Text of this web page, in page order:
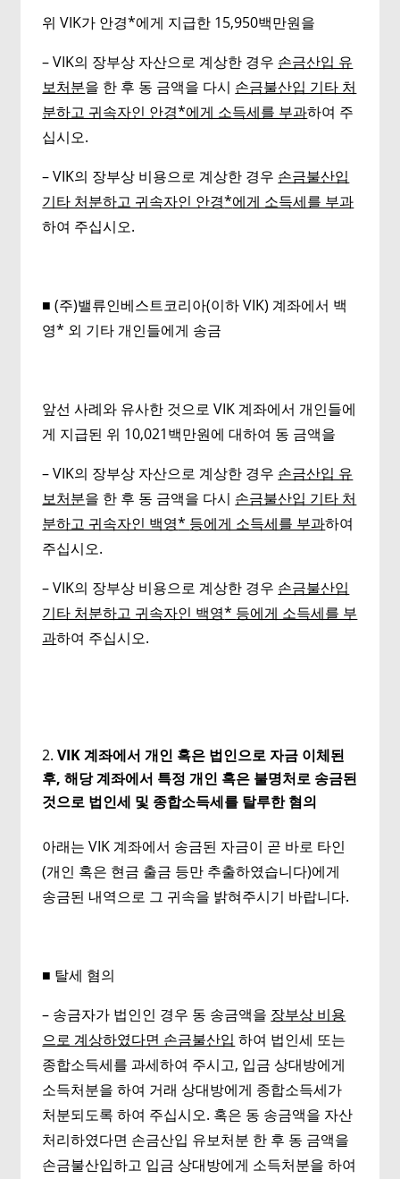
위 VIK가 안경*에게 지급한 15,950백만원을
– VIK의 장부상 자산으로 계상한 경우 손금산입 유
보처분을 한 후 동 금액을 다시 손금불산입 기타 처
분하고 귀속자인 안경*에게 소득세를 부과하여 주
십시오.
– VIK의 장부상 비용으로 계상한 경우 손금불산입
기타 처분하고 귀속자인 안경*에게 소득세를 부과
하여 주십시오.
■ (주)밸류인베스트코리아(이하 VIK) 계좌에서 백
영* 외 기타 개인들에게 송금
앞선 사례와 유사한 것으로 VIK 계좌에서 개인들에
게 지급된 위 10,021백만원에 대하여 동 금액을
– VIK의 장부상 자산으로 계상한 경우 손금산입 유
보처분을 한 후 동 금액을 다시 손금불산입 기타 처
분하고 귀속자인 백영* 등에게 소득세를 부과하여
주십시오.
– VIK의 장부상 비용으로 계상한 경우 손금불산입
기타 처분하고 귀속자인 백영* 등에게 소득세를 부
과하여 주십시오.
VIK 계좌에서 개인 혹은 법인으로 자금 이체된
후, 해당 계좌에서 특정 개인 혹은 불명처로 송금된
것으로 법인세 및 종합소득세를 탈루한 혐의
아래는 VIK 계좌에서 송금된 자금이 곧 바로 타인
(개인 혹은 현금 출금 등만 추출하였습니다)에게
송금된 내역으로 그 귀속을 밝혀주시기 바랍니다.
■ 탈세 혐의
– 송금자가 법인인 경우 동 송금액을 장부상 비용
으로 계상하였다면 손금불산입 하여 법인세 또는
종합소득세를 과세하여 주시고, 입금 상대방에게
소득처분을 하여 거래 상대방에게 종합소득세가
처분되도록 하여 주십시오. 혹은 동 송금액을 자산
처리하였다면 손금산입 유보처분 한 후 동 금액을
손금불산입하고 입금 상대방에게 소득처분을 하여